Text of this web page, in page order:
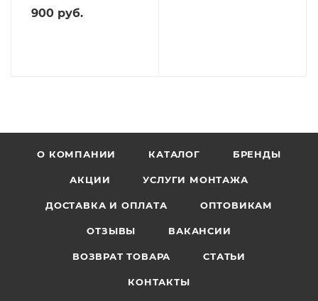
900 руб.
О КОМПАНИИ КАТАЛОГ БРЕНДЫ
АКЦИИ УСЛУГИ МОНТАЖА
ДОСТАВКА И ОПЛАТА ОПТОВИКАМ
ОТЗЫВЫ ВАКАНСИИ
ВОЗВРАТ ТОВАРА СТАТЬИ
КОНТАКТЫ